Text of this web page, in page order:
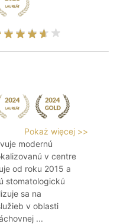
Pokaż więcej >>
modernú
v centre
od roku 2015 a
stomatologickú
sa na
v oblasti
...